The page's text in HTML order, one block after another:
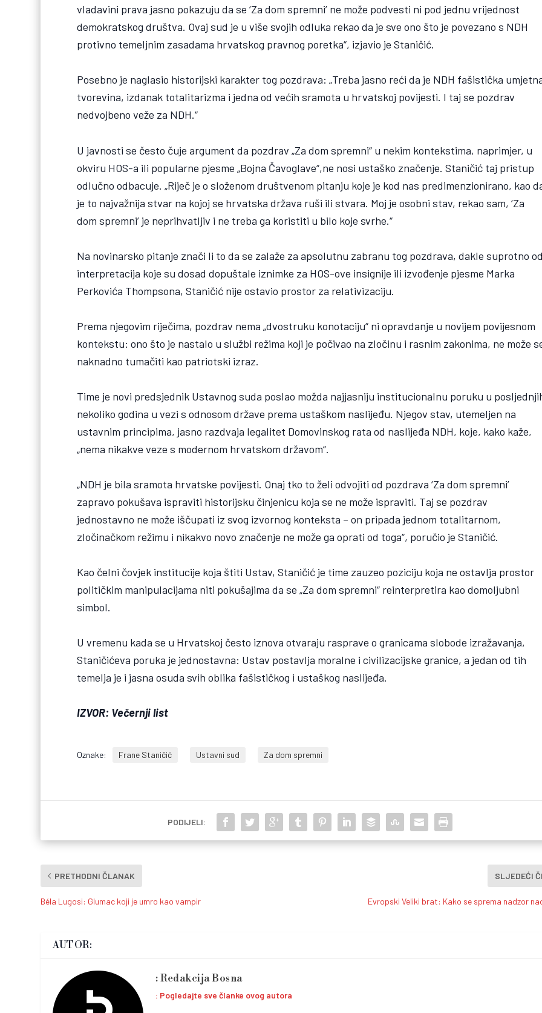
vladavini prava jasno pokazuju da se ‘Za dom spremni’ ne može podvesti ni pod jednu vrijednost
demokratskog društva. Ovaj sud je u više svojih odluka rekao da je sve ono što je povezano s NDH
protivno temeljnim zasadama hrvatskog pravnog poretka“, izjavio je Staničić.
Posebno je naglasio historijski karakter tog pozdrava: „Treba jasno reći da je NDH fašistička
tvorevina, izdanak totalitarizma i jedna od većih sramota u hrvatskoj povijesti. I taj se pozdrav
nedvojbeno veže za NDH.“
U javnosti se često čuje argument da pozdrav „Za dom spremni“ u nekim kontekstima, naprimjer, u
okviru HOS-a ili popularne pjesme „Bojna Čavoglave“,ne nosi ustaško značenje. Staničić taj pristup
odlučno odbacuje. „Riječ je o složenom društvenom pitanju koje je kod nas predimenzionirano, kao
je to najvažnija stvar na kojoj se hrvatska država ruši ili stvara. Moj je osobni stav, rekao sam, ‘Za
dom spremni’ je neprihvatljiv i ne treba ga koristiti u bilo koje svrhe.“
Na novinarsko pitanje znači li to da se zalaže za apsolutnu zabranu tog pozdrava, dakle suprotno od
interpretacija koje su dosad dopuštale iznimke za HOS-ove insignije ili izvođenje pjesme Marka
Perkovića Thompsona, Staničić nije ostavio prostor za relativizaciju.
Prema njegovim riječima, pozdrav nema „dvostruku konotaciju“ ni opravdanje u novijem povijesnom
kontekstu: ono što je nastalo u službi režima koji je počivao na zločinu i rasnim zakonima, ne može
naknadno tumačiti kao patriotski izraz.
Time je novi predsjednik Ustavnog suda poslao možda najjasniju institucionalnu poruku u
nekoliko godina u vezi s odnosom države prema ustaškom naslijeđu. Njegov stav, utemeljen na
ustavnim principima, jasno razdvaja legalitet Domovinskog rata od naslijeđa NDH, koje, kako kaže,
„nema nikakve veze s modernom hrvatskom državom“.
„NDH je bila sramota hrvatske povijesti. Onaj tko to želi odvojiti od pozdrava ‘Za dom spremni’
zapravo pokušava ispraviti historijsku činjenicu koja se ne može ispraviti. Taj se pozdrav
jednostavno ne može iščupati iz svog izvornog konteksta – on pripada jednom totalitarnom,
zločinačkom režimu i nikakvo novo značenje ne može ga oprati od toga“, poručio je Staničić.
Kao čelni čovjek institucije koja štiti Ustav, Staničić je time zauzeo poziciju koja ne ostavlja prostor
političkim manipulacijama niti pokušajima da se „Za dom spremni“ reinterpretira kao domoljubni
simbol.
U vremenu kada se u Hrvatskoj često iznova otvaraju rasprave o granicama slobode izražavanja,
Staničićeva poruka je jednostavna: Ustav postavlja moralne i civilizacijske granice, a jedan od tih
temelja je i jasna osuda svih oblika fašističkog i ustaškog naslijeđa.
IZVOR: Večernji list
Oznake: Frane Staničić Ustavni sud Za dom spremni
PODIJELI:
PRETHODNI ČLANAK
Béla Lugosi: Glumac koji je umro kao vampir
SLJEDEĆI
Evropski Veliki brat: Kako se sprema nadzor
AUTOR:
Redakcija Bosna
Pogledajte sve članke ovog autora